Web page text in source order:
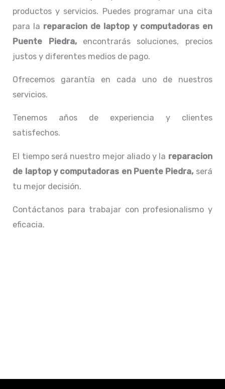
productos y servicios. Puedes programar una cita
para la reparacion de laptop y computadoras en
Puente Piedra, encontrarás soluciones, precios
justos y diferentes medios de pago.
Ofrecemos garantía en cada uno de nuestros
servicios.
Tenemos años de experiencia y clientes
satisfechos.
El tiempo será nuestro mejor aliado y la reparacion
de laptop y computadoras en Puente Piedra, será
tu mejor decisión.
Contáctanos para trabajar con profesionalismo y
eficacia.